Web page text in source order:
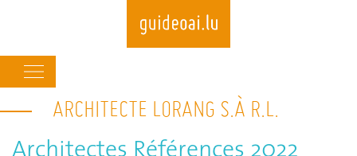
Skip
to
navigation
ARCHITECTE LORANG S.À R.L.
Architectes Références 2022